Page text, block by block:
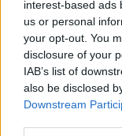
interest-based ads
us or personal
your opt-out. You
disclosure of your
IAB’s list of
also be disclosed
Downstream